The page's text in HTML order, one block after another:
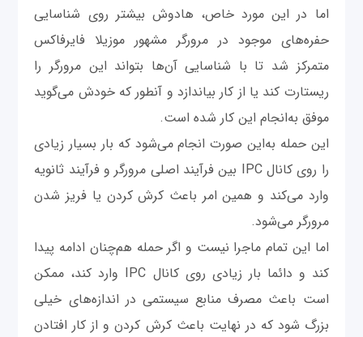
اما در این مورد خاص، هادوش بیشتر روی شناسایی
حفره‌های موجود در مرورگر مشهور موزیلا فایرفاکس
متمرکز شد تا با شناسایی آن‌ها بتواند این مرورگر را
ریستارت کند یا از کار بیاندازد و آنطور که خودش می‌گوید
موفق به‌انجام این کار شده است.
این حمله به‌این صورت انجام می‌شود که بار بسیار زیادی
را روی کانال IPC بین فرآیند اصلی مرورگر و فرآیند ثانویه
وارد می‌کند و همین امر باعث کرش کردن یا فریز شدن
مرورگر می‌شود.
اما این تمام ماجرا نیست و اگر حمله هم‌چنان ادامه پیدا
کند و دائما بار زیادی روی کانال IPC وارد کند، ممکن
است باعث مصرف منابع سیستمی در اندازه‌های خیلی
بزرگ شود که در نهایت باعث کرش کردن و از کار افتادن